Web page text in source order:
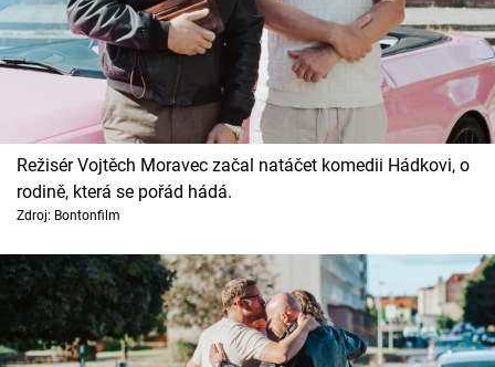
Režisér Vojtěch Moravec začal natáčet komedii Hádkovi, o
rodině, která se pořád hádá.
Zdroj: Bontonfilm